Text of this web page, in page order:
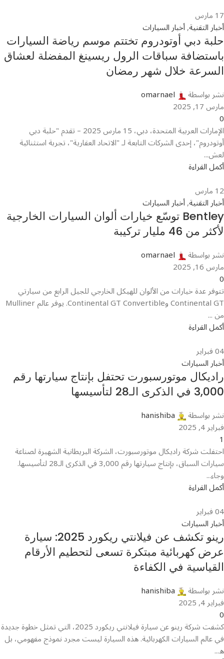
17مارس
أخبار التقنية,أخبار السيارات
حلبة دبي أوتودروم تختتم موسم رياضة السيارات
باستضافة سباقات الرول ريسينغ المفضلة لعشاق
السرعة خلال شهر رمضان
نشر بواسطة omarnael
مارس 17, 2025
0
الإمارات العربية المتحدة، دبي، 15 مارس 2025 – تقدم "حلبة دبي
أوتودروم"، إحدى الشركات التابعة لـ "الاتحاد العقارية"، تجربة استثنائية
لعش...
أكمل القراءة
12مارس
أخبار التقنية,أخبار السيارات
Bentley توسّع خيارات ألوان السيارات الخارجية
لأكثر من 46 مليار تركيبة
نشر بواسطة omarnael
مارس 16, 2025
0
تتوفر عدة خيارات من الألوان للهيكل الخارجي للجيل الرابع من سيارتي
Continental GT وContinental GT Convertible. يوفر عالم Mulliner
من ...
أكمل القراءة
04فبراير
أخبار السيارات
راديكال موتورسبورت تحتفل بإنتاج سيارتها رقم
3,000 في الذكرى الـ28 لتأسيسها
نشر بواسطة hanishiba
فبراير 4, 2025
1
احتفلت شركة راديكال موتورسبورت، الشركة البريطانية الشهيرة لصناعة
سيارات السباق، بإنتاج سيارتها رقم 3,000 في الذكرى الـ28 لتأسيسها.
وجاء...
أكمل القراءة
04فبراير
أخبار السيارات
رينو تكشف عن فيلانتي ريكورد 2025: سيارة
عرض كهربائية مبتكرة تسعى لتحطيم الأرقام
القياسية في الكفاءة
نشر بواسطة hanishiba
فبراير 4, 2025
0
كشفت شركة رينو عن سيارة فيلانتي ريكورد 2025، التي تمثل خطوة جديدة
في عالم السيارات الكهربائية. هذه السيارة ليست مجرد نموذج مفهومي، بل
ه...